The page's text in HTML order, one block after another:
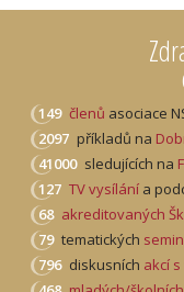
149 členů asociace
2097 příkladů na
41000 sledujících na
127 TV vysílání a
68 akreditovaných
79 tematických
796 diskusních akcí